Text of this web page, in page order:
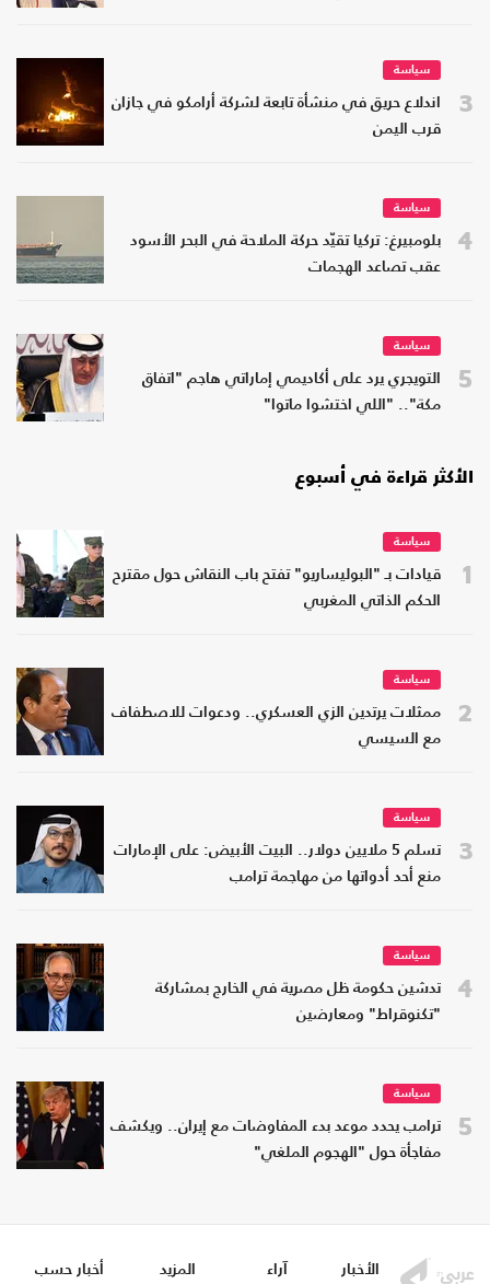
3
سياسة
اندلاع حريق في منشأة تابعة لشركة أرامكو في جازان
قرب اليمن
4
سياسة
بلومبيرغ: تركيا تقيّد حركة الملاحة في البحر الأسود
عقب تصاعد الهجمات
5
سياسة
التويجري يرد على أكاديمي إماراتي هاجم "اتفاق
مكة".. "اللي اختشوا ماتوا"
الأكثر قراءة في أسبوع
1
سياسة
قيادات بـ "البوليساريو" تفتح باب النقاش حول مقترح
الحكم الذاتي المغربي
2
سياسة
ممثلات يرتدين الزي العسكري.. ودعوات للاصطفاف
مع السيسي
3
سياسة
تسلم 5 ملايين دولار.. البيت الأبيض: على الإمارات
منع أحد أدواتها من مهاجمة ترامب
4
سياسة
تدشين حكومة ظل مصرية في الخارج بمشاركة
"تكنوقراط" ومعارضين
5
سياسة
ترامب يحدد موعد بدء المفاوضات مع إيران.. ويكشف
مفاجأة حول "الهجوم الملغي"
الأخبار آراء المزيد أخبار حسب